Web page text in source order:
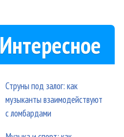
Интересное
Струны под залог: как
музыканты взаимодействуют
с ломбардами